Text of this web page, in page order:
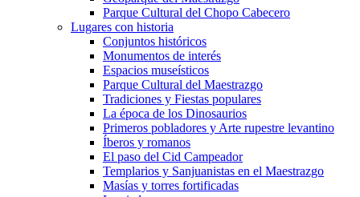
Parque Cultural del Chopo Cabecero
Lugares con historia
Conjuntos históricos
Monumentos de interés
Espacios museísticos
Parque Cultural del Maestrazgo
Tradiciones y Fiestas populares
La época de los Dinosaurios
Primeros pobladores y Arte rupestre levantino
Íberos y romanos
El paso del Cid Campeador
Templarios y Sanjuanistas en el Maestrazgo
Masías y torres fortificadas